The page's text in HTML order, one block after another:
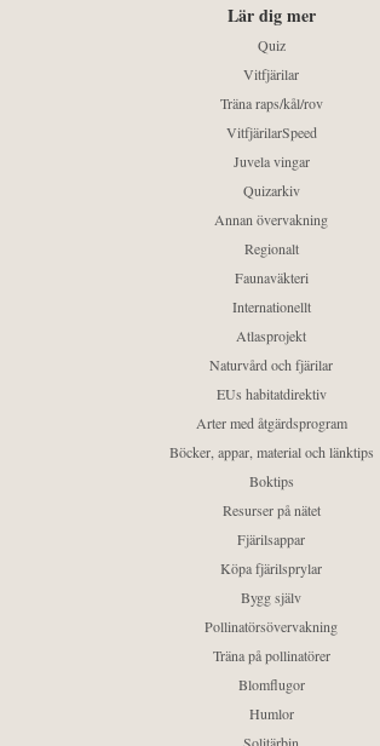
Lär dig mer
Quiz
Vitfjärilar
Träna raps/kål/rov
VitfjärilarSpeed
Juvela vingar
Quizarkiv
Annan övervakning
Regionalt
Faunaväkteri
Internationellt
Atlasprojekt
Naturvård och fjärilar
EUs habitatdirektiv
Arter med åtgärdsprogram
Böcker, appar, material och länktips
Boktips
Resurser på nätet
Fjärilsappar
Köpa fjärilsprylar
Bygg själv
Pollinatörsövervakning
Träna på pollinatörer
Blomflugor
Humlor